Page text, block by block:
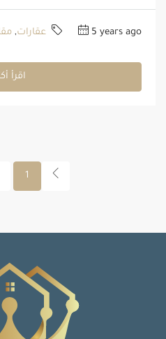
5 years ago عقارات,
اقرأ
1